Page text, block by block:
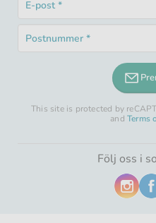
post
fält
Postnummer
Obligatoriskt
This site is protected by
andTerms
Följ oss i